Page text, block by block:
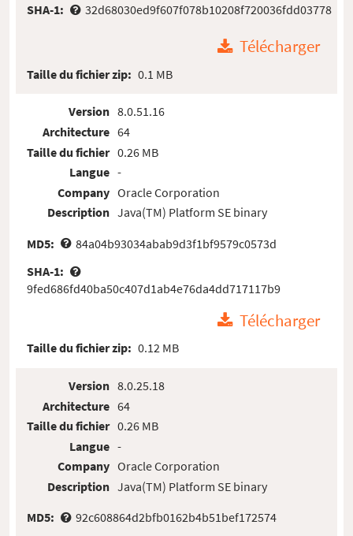
SHA-1:
32d68030ed9f607f078b10208f720036fdd03778
Télécharger
Taille du fichier zip: 0.1 MB
Version
Architecture
Taille du fichier
Langue
Company
Description
8.0.51.16
64
0.26 MB
-
Oracle Corporation
Java(TM) Platform SE binary
MD5:
84a04b93034abab9d3f1bf9579c0573d
SHA-1:
9fed686fd40ba50c407d1ab4e76da4dd717117b9
Télécharger
Taille du fichier zip: 0.12 MB
Version
Architecture
Taille du fichier
Langue
Company
Description
8.0.25.18
64
0.26 MB
-
Oracle Corporation
Java(TM) Platform SE binary
MD5:
92c608864d2bfb0162b4b51bef172574